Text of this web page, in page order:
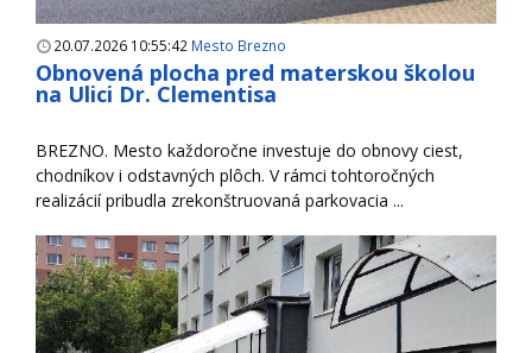
20.07.2026 10:55:42 Mesto Brezno
Obnovená plocha pred materskou školou
na Ulici Dr. Clementisa
BREZNO. Mesto každoročne investuje do obnovy ciest,
chodníkov i odstavných plôch. V rámci tohtoročných
realizácií pribudla zrekonštruovaná parkovacia ...